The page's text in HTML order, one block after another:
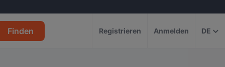
Finden Registrieren Anmelden DE